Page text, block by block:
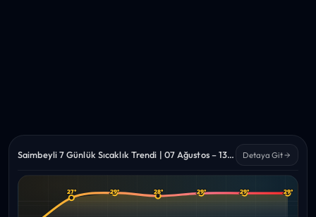
Saimbeyli 7 Günlük Sıcaklık Trendi | 07 Ağustos – 13 Ağustos 2026 Detaya Git
Yüksek
—
Düşük
27° 29° 28° 29° 29° 29°